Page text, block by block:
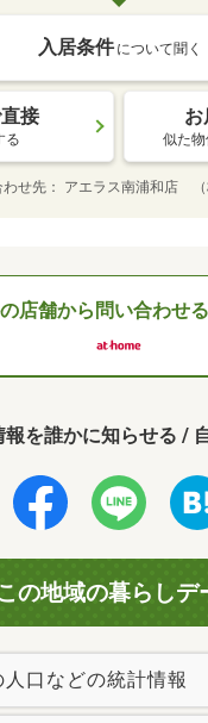
入居条件 について聞く
接
る
お
似た物
わせ先 アエラス南浦和店 （
店舗から問い合わせる
報を誰かに知らせる /
の地域の暮らしデ
口などの統計情報